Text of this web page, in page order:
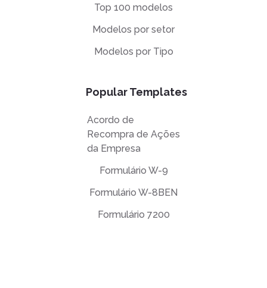
Top 100 modelos
Modelos por setor
Modelos por Tipo
Popular Templates
Acordo de
Recompra de Ações
da Empresa
Formulário W-9
Formulário W-8BEN
Formulário 7200